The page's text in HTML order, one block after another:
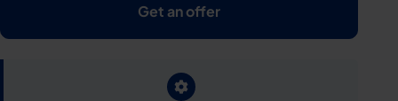
Get an offer